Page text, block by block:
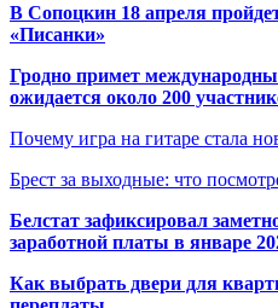
В Сопоцкин 18 апреля
«Писанки»
Гродно примет
ожидается около 200
Почему игра на гитаре стала
Брест за выходные: что
Белстат зафиксировал
заработной платы в январе
Как выбрать двери для